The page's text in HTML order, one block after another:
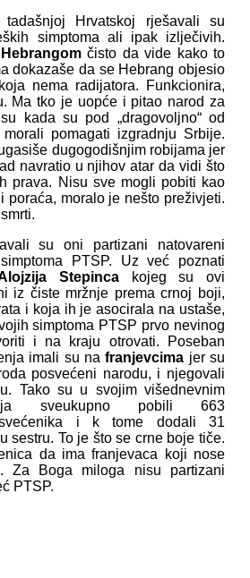
Hrvatskoj rješavali su
simptoma ali ipak izlječivih.
Hebrangomčisto da vide kako to
dokazaše da se Hebrang objesio
nema radijatora. Funkcionira,
Ma tko je uopće i pitao narod za
kada su pod „dragovoljno“ od
pomagati izgradnju Srbije.
dugogodišnjim robijama jer
navratio u njihov atar da vidi što
prava. Nisu sve mogli pobiti kao
poraća, moralo je nešto preživjeti.
su oni partizani natovareni
PTSP. Uz već poznati
Stepinca kojeg su ovi
iz čiste mržnje prema crnoj boji,
i koja ih je asocirala na ustaše,
simptoma PTSP prvo nevinog
i na kraju otrovati. Poseban
imali su nafranjevcima jer su
posvećeni narodu, i njegovali
Tako su u svojim višednevnim
sveukupno pobili 663
svećenika i k tome dodali 31
sestru. To je što se crne boje tiče.
da ima franjevaca koji nose
Za Boga miloga nisu partizani
PTSP.